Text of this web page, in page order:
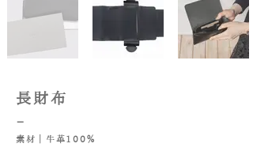
長財布
－
素材｜牛革100％